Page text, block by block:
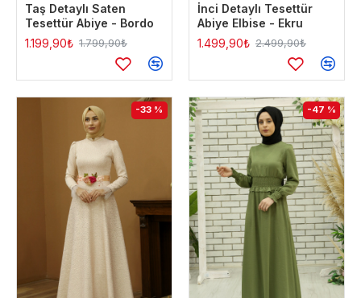
Taş Detaylı Saten
Tesettür Abiye - Bordo
1.199,90₺ 1.799,90₺
İnci Detaylı Tesettür
Abiye Elbise - Ekru
1.499,90₺ 2.499,90₺
-33 % -47 %